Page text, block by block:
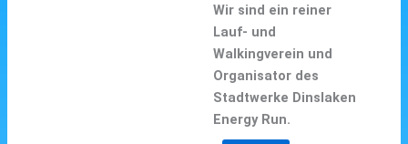
Wir sind ein reiner
Lauf- und
Walkingverein und
Organisator des
Stadtwerke Dinslaken
Energy Run.